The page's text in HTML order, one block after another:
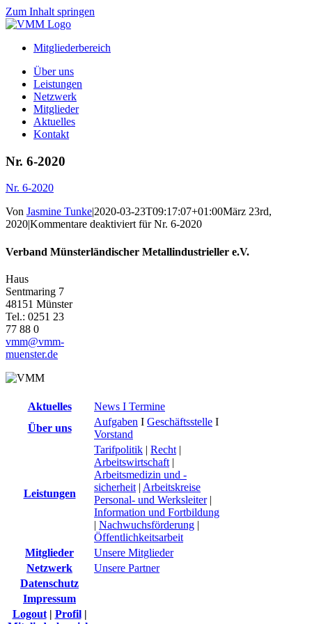
Zum Inhalt springen
Mitgliederbereich
Über uns
Leistungen
Netzwerk
Mitglieder
Aktuelles
Kontakt
Nr. 6-2020
Nr. 6-2020
Von Jasmine Tunke|2020-03-23T09:17:07+01:00März 23rd,
2020|Kommentare deaktiviertfür Nr. 6-2020
Verband Münsterländischer Metallindustrieller e.V.
Haus
Sentmaring 7
48151 Münster
Tel.: 0251 23
77 88 0
vmm@vmm-
muenster.de
Aktuelles
News I Termine
Über uns
Aufgaben I Geschäftsstelle I
Vorstand
Leistungen
Tarifpolitik | Recht |
Arbeitswirtschaft |
Arbeitsmedizin und -
sicherheit | Arbeitskreise
Personal- und Werksleiter|
Information und Fortbildung
| Nachwuchsförderung |
Öffentlichkeitsarbeit
Mitglieder
Unsere Mitglieder
Netzwerk
Unsere Partner
Datenschutz
Impressum
Logout| Profil|